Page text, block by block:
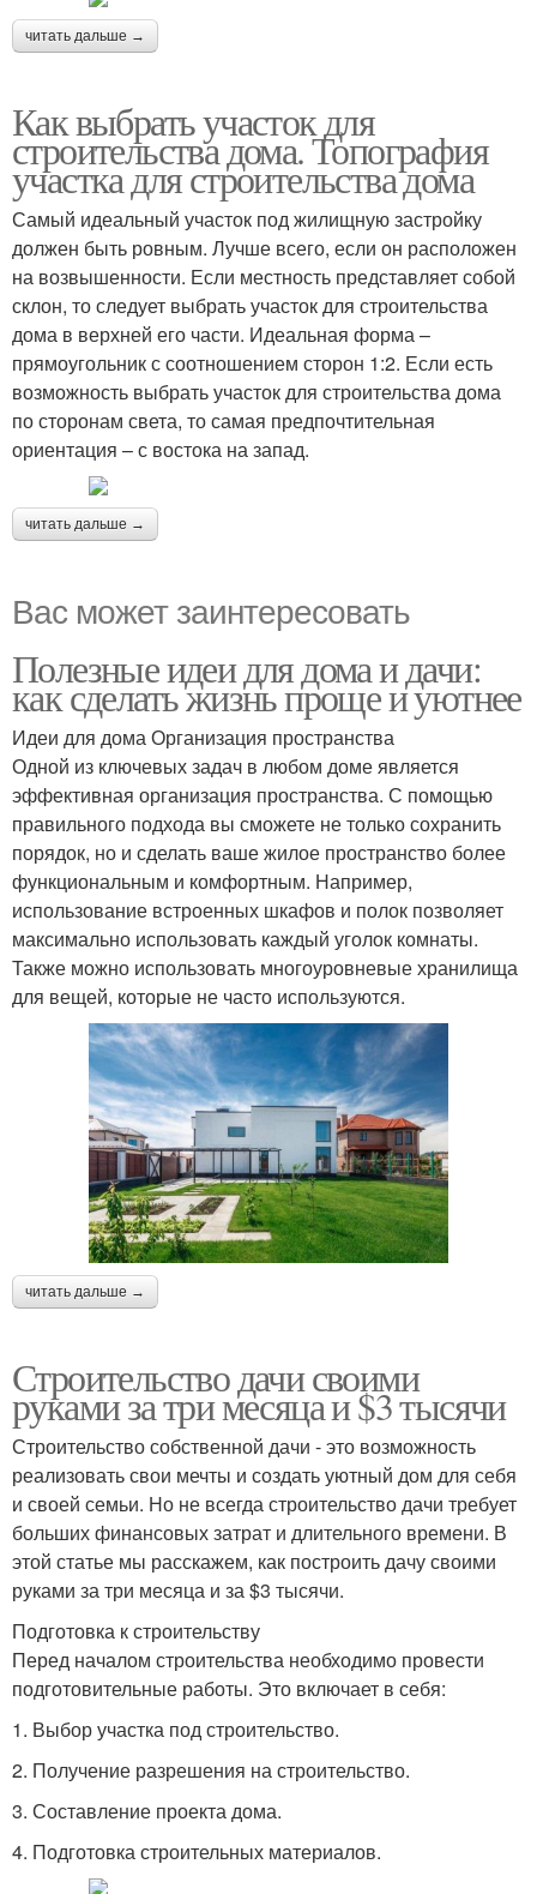
читать дальше →
Как выбрать участок для
строительства дома. Топография
участка для строительства дома
Самый идеальный участок под жилищную застройку
должен быть ровным. Лучше всего, если он расположен
на возвышенности. Если местность представляет собой
склон, то следует выбрать участок для строительства
дома в верхней его части. Идеальная форма –
прямоугольник с соотношением сторон 1:2. Если есть
возможность выбрать участок для строительства дома
по сторонам света, то самая предпочтительная
ориентация – с востока на запад.
читать дальше →
Вас может заинтересовать
Полезные идеи для дома и дачи:
как сделать жизнь проще и уютнее
Идеи для дома Организация пространства
Одной из ключевых задач в любом доме является
эффективная организация пространства. С помощью
правильного подхода вы сможете не только сохранить
порядок, но и сделать ваше жилое пространство более
функциональным и комфортным. Например,
использование встроенных шкафов и полок позволяет
максимально использовать каждый уголок комнаты.
Также можно использовать многоуровневые хранилища
для вещей, которые не часто используются.
читать дальше →
Строительство дачи своими
руками за три месяца и $3 тысячи
Строительство собственной дачи - это возможность
реализовать свои мечты и создать уютный дом для себя
и своей семьи. Но не всегда строительство дачи требует
больших финансовых затрат и длительного времени. В
этой статье мы расскажем, как построить дачу своими
руками за три месяца и за $3 тысячи.
Подготовка к строительству
Перед началом строительства необходимо провести
подготовительные работы. Это включает в себя:
1. Выбор участка под строительство.
2. Получение разрешения на строительство.
3. Составление проекта дома.
4. Подготовка строительных материалов.